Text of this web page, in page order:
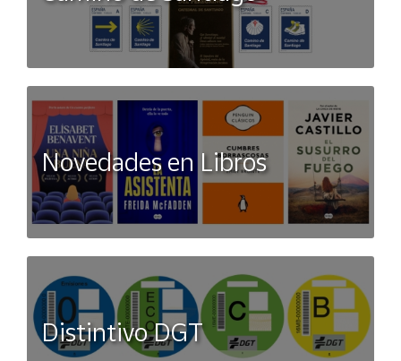
Novedades en Libros
Distintivo DGT